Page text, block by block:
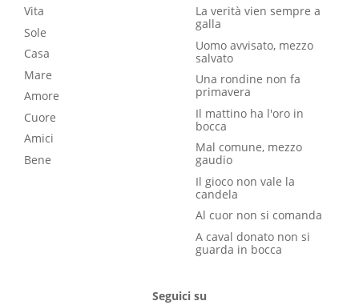
Vita
Sole
Casa
Mare
Amore
Cuore
Amici
Bene
La verità vien sempre a
galla
Uomo avvisato, mezzo
salvato
Una rondine non fa
primavera
Il mattino ha l'oro in
bocca
Mal comune, mezzo
gaudio
Il gioco non vale la
candela
Al cuor non si comanda
A caval donato non si
guarda in bocca
Seguici su